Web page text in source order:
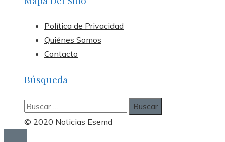
Política de Privacidad
Quiénes Somos
Contacto
Búsqueda
Buscar:
© 2020 Noticias Esemd